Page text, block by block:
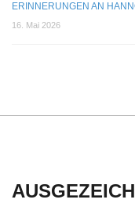
ERIN­NE­RUN­GEN AN
16. Mai 2026